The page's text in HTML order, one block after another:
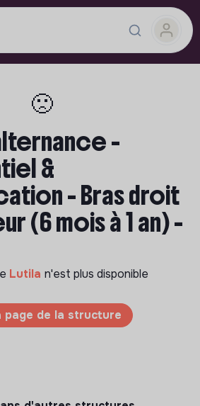
🙁
-
&
- Bras droit
(6 mois à 1 an) -
Lutila n'est plus disponible
page de la structure